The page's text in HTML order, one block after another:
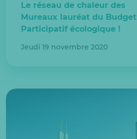
Le réseau de chaleur des
Mureaux lauréat du Budget
Participatif écologique !
Jeudi 19 novembre 2020